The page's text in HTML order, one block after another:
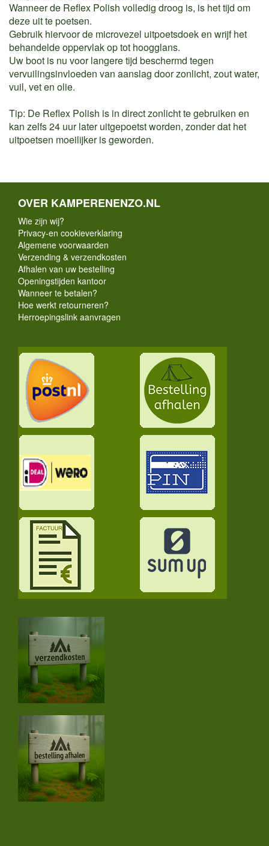
Wanneer de Reflex Polish volledig droog is, is het tijd om
deze uit te poetsen.
Gebruik hiervoor de microvezel uitpoetsdoek en wrijf het
behandelde oppervlak op tot hoogglans.
Uw boot is nu voor langere tijd beschermd tegen
vervuilingsinvloeden van aanslag door zonlicht, zout water,
vuil, vet en olie.
Tip: De Reflex Polish is in direct zonlicht te gebruiken en
kan zelfs 24 uur later uitgepoetst worden, zonder dat het
uitpoetsen moeilijker is geworden.
OVER KAMPERENENZO.NL
Wie zijn wij?
Privacy-en cookieverklaring
Algemene voorwaarden
Verzending & verzendkosten
Afhalen van uw bestelling
Openingstijden kantoor
Wanneer te betalen?
Hoe werkt retourneren?
Herroepingslink aanvragen